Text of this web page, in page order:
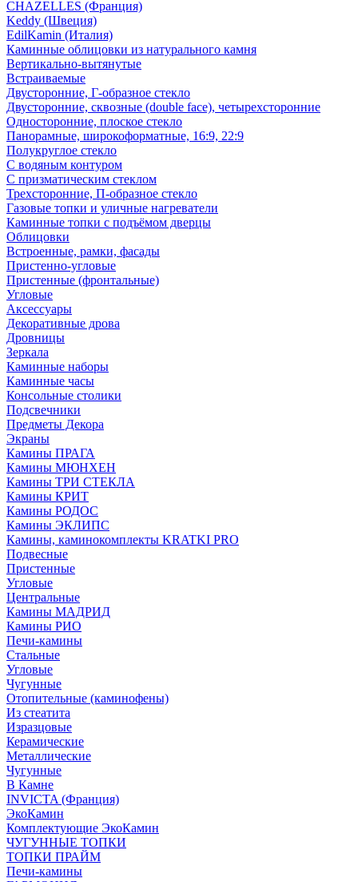
CHAZELLES (Франция)
Keddy (Швеция)
EdilKamin (Италия)
Каминные облицовки из натурального камня
Вертикально-вытянутые
Встраиваемые
Двусторонние, Г-образное стекло
Двусторонние, сквозные (double face), четырехсторонние
Односторонние, плоское стекло
Панорамные, широкоформатные, 16:9, 22:9
Полукруглое стекло
С водяным контуром
С призматическим стеклом
Трехсторонние, П-образное стекло
Газовые топки и уличные нагреватели
Каминные топки с подъёмом дверцы
Облицовки
Встроенные, рамки, фасады
Пристенно-угловые
Пристенные (фронтальные)
Угловые
Аксессуары
Декоративные дрова
Дровницы
Зеркала
Каминные наборы
Каминные часы
Консольные столики
Подсвечники
Предметы Декора
Экраны
Камины ПРАГА
Камины МЮНХЕН
Камины ТРИ СТЕКЛА
Камины КРИТ
Камины РОДОС
Камины ЭКЛИПС
Камины, каминокомплекты KRATKI PRO
Подвесные
Пристенные
Угловые
Центральные
Камины МАДРИД
Камины РИО
Печи-камины
Стальные
Угловые
Чугунные
Отопительные (каминофены)
Из стеатита
Изразцовые
Керамические
Металлические
Чугунные
В Камне
INVICTA (Франция)
ЭкоКамин
Комплектующие ЭкоКамин
ЧУГУННЫЕ ТОПКИ
ТОПКИ ПРАЙМ
Печи-камины